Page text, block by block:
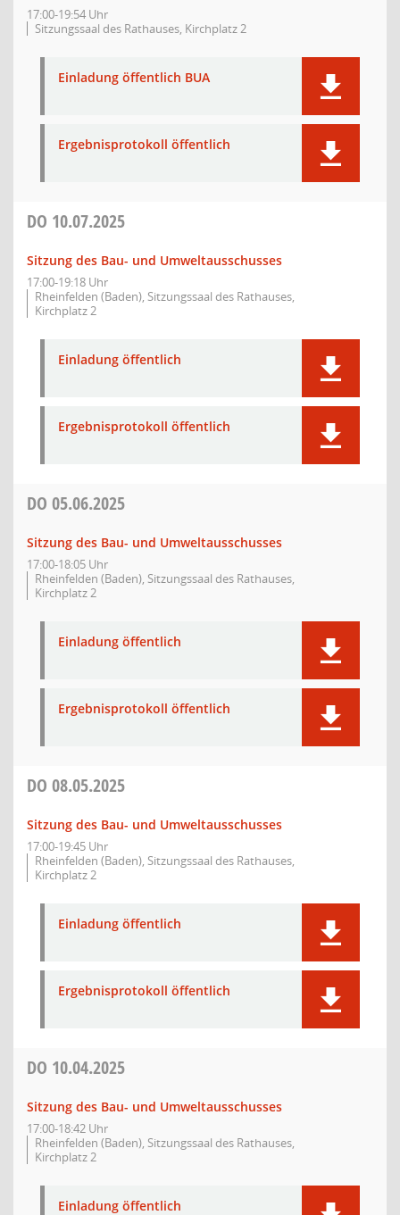
17:00-19:54 Uhr
Sitzungssaal des Rathauses, Kirchplatz 2
Einladung öffentlich BUA
Ergebnisprotokoll öffentlich
DO 10.07.2025
Sitzung des Bau- und Umweltausschusses
17:00-19:18 Uhr
Rheinfelden (Baden), Sitzungssaal des Rathauses,
Kirchplatz 2
Einladung öffentlich
Ergebnisprotokoll öffentlich
DO 05.06.2025
Sitzung des Bau- und Umweltausschusses
17:00-18:05 Uhr
Rheinfelden (Baden), Sitzungssaal des Rathauses,
Kirchplatz 2
Einladung öffentlich
Ergebnisprotokoll öffentlich
DO 08.05.2025
Sitzung des Bau- und Umweltausschusses
17:00-19:45 Uhr
Rheinfelden (Baden), Sitzungssaal des Rathauses,
Kirchplatz 2
Einladung öffentlich
Ergebnisprotokoll öffentlich
DO 10.04.2025
Sitzung des Bau- und Umweltausschusses
17:00-18:42 Uhr
Rheinfelden (Baden), Sitzungssaal des Rathauses,
Kirchplatz 2
Einladung öffentlich